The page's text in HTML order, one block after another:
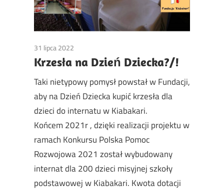
31 lipca 2022
Krzesła na Dzień Dziecka?/!
Taki nietypowy pomysł powstał w Fundacji,
aby na Dzień Dziecka kupić krzesła dla
dzieci do internatu w Kiabakari.
Końcem 2021r , dzięki realizacji projektu w
ramach Konkursu Polska Pomoc
Rozwojowa 2021 został wybudowany
internat dla 200 dzieci misyjnej szkoły
podstawowej w Kiabakari. Kwota dotacji